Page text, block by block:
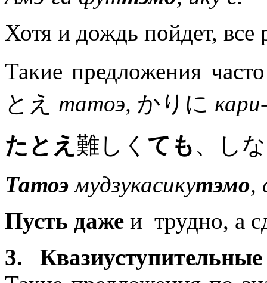
Хотя и дождь пойдет, все
Такие предложения
とえ татоэ, かりに
たとえ 難しく ても 、し
Татоэмудзукасикутэмо,
Пусть даже и трудно, а
3.